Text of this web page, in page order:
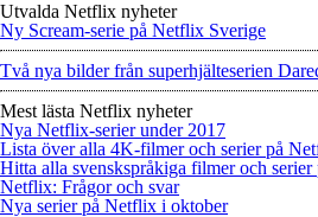
Utvalda Netflix nyheter
Ny Scream-serie på Netflix Sverige
Två nya bilder från superhjälteserien
Mest lästa Netflix nyheter
Nya Netflix-serier under 2017
Lista över alla 4K-filmer och serier på
Hitta alla svenskspråkiga filmer och
Netflix: Frågor och svar
Nya serier på Netflix i oktober